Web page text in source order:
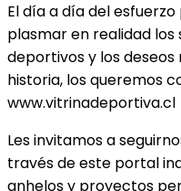
El día a día del
plasmar en realidad los
deportivos y los
historia, los queremos
www.vitrinadeportiva.cl
Les invitamos a
través de este portal
anhelos y proyectos